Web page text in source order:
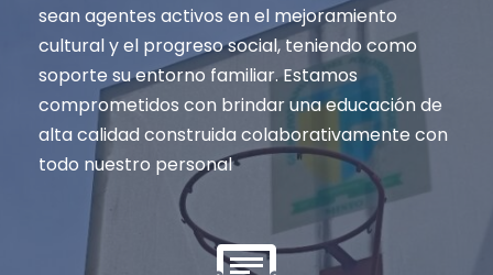
sean agentes activos en el mejoramiento
cultural y el progreso social, teniendo como
soporte su entorno familiar. Estamos
comprometidos con brindar una educación de
alta calidad construida colaborativamente con
todo nuestro personal